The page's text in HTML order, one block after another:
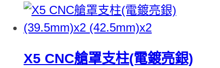
X5 CNC艙罩支柱(電鍍亮銀)